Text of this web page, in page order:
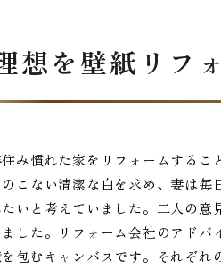
想を壁紙リフ
み慣れた家をリフォームする
こない清潔な白を求め、妻は
いと考えていました。二人の
した。リフォーム会社のアド
包むキャンバスです。それぞ